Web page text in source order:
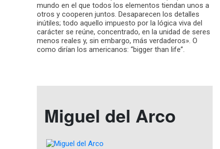
mundo en el que todos los elementos tiendan unos a
otros y cooperen juntos. Desaparecen los detalles
inútiles; todo aquello impuesto por la lógica viva del
carácter se reúne, concentrado, en la unidad de seres
menos reales y, sin embargo, más verdaderos». O
como dirían los americanos: “bigger than life”.
Miguel del Arco